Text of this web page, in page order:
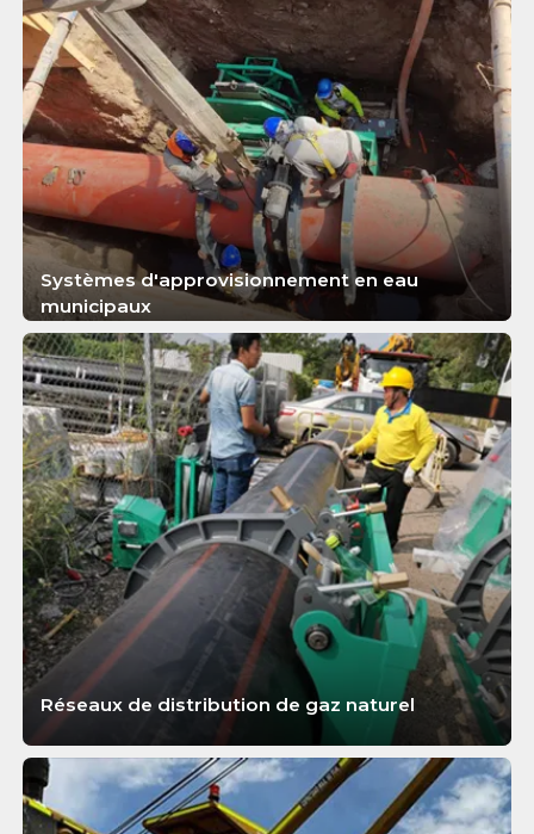
Systèmes d'approvisionnement en eau
municipaux
APPRENDRE ENCORE PLUS
Réseaux de distribution de gaz naturel
APPRENDRE ENCORE PLUS